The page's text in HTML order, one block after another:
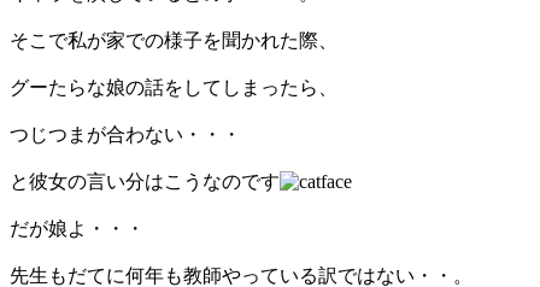
そこで私が家での様子を聞かれた際、
グーたらな娘の話をしてしまったら、
つじつまが合わない・・・
と彼女の言い分はこうなのです
だが娘よ・・・
先生もだてに何年も教師やっている訳ではない・・。